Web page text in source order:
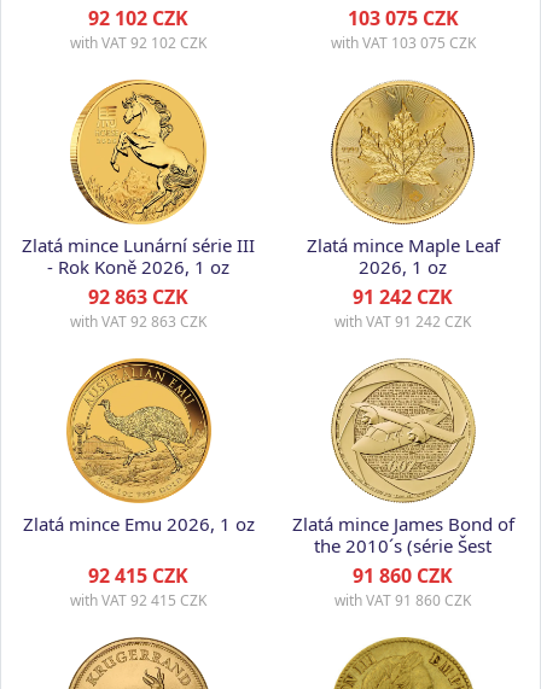
92 102 CZK
with VAT92 102 CZK
2019, 1 oz
103 075 CZK
with VAT103 075 CZK
Zlatá mince Lunární série III
- Rok Koně 2026, 1 oz
92 863 CZK
with VAT92 863 CZK
Zlatá mince Maple Leaf
2026, 1 oz
91 242 CZK
with VAT91 242 CZK
Zlatá mince Emu 2026, 1 oz
92 415 CZK
with VAT92 415 CZK
Zlatá mince James Bond of
the 2010´s (série Šest
dekád), 1 oz
91 860 CZK
with VAT91 860 CZK